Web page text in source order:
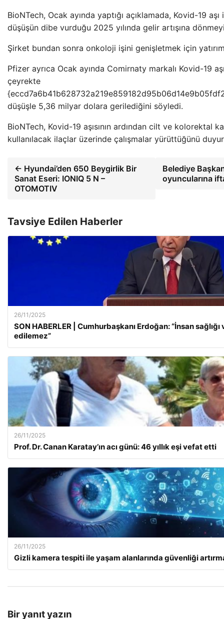
BioNTech, Ocak ayında yaptığı açıklamada, Kovid-19
düşüşün dibe vurduğu 2025 yılında gelir artışına
Şirket bundan sonra onkoloji işini genişletmek için
Pfizer ayrıca Ocak ayında Comirnaty markalı Kovid-19
çeyrekte
düşüşle 5,36 milyar dolara gerilediğini söyledi.
BioNTech, Kovid-19 aşısının ardından cilt ve kolorektal
kullanılacak ilaçlar üzerinde çalışmalar yürüttüğünü
← Hyundai’den 650 Beygirlik Bir
Sanat Eseri: IONIQ 5 N –
OTOMOTIV
Belediye
oyuncularına
Tavsiye Edilen Haberler
26/11/2025
SON HABERLER | Cumhurbaşkanı Erdoğan: “İnsan
edilemez”
26/11/2025
Prof. Dr. Canan Karatay’ın acı günü: 46 yıllık eşi vefat etti
26/11/2025
Gizli kamera tespiti ile yaşam alanlarında güvenliği
Bir yanıt yazın